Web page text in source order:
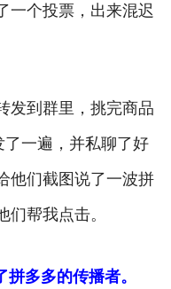
一个投票，出来混迟
发到群里，挑完商品
一遍，并私聊了好
他们截图说了一波拼
帮我点击。
多多的传播者。